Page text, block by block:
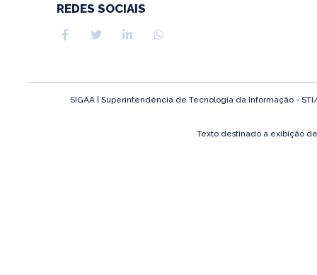
REDES SOCIAIS
SIGAA | Superintendência de Tecnologia da Informação -
Texto destinado a exibição